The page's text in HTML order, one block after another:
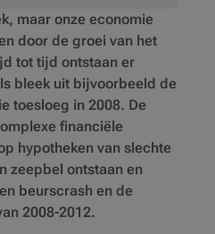
maar onze economie
door de groei van het
tot tijd ontstaan er
bleek uit bijvoorbeeld de
toesloeg in 2008. De
financiële
hypotheken van slechte
zeepbel ontstaan en
beurscrash en de
2008-2012.